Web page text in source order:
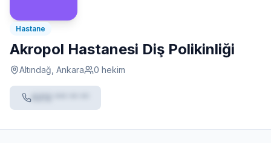
Hastane
Akropol Hastanesi Diş Polikinliği
Altındağ, Ankara 0 hekim